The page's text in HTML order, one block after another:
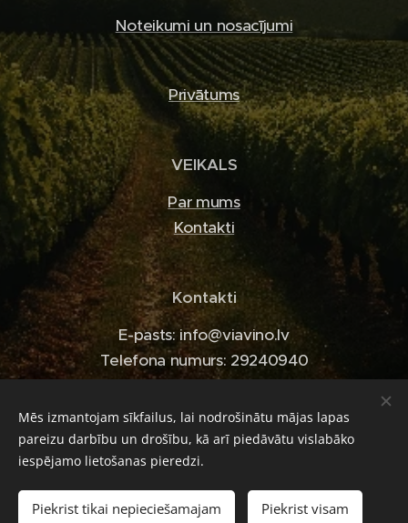
Pievienot grozam
Noteikumi un nosacījumi
Privātums
VEIKALS
Par mums
Kontakti
Kontakti
E-pasts: info@viavino.lv
Telefona numurs: 29240940
Sīkdatnes
Mēs izmantojam sīkfailus, lai nodrošinātu mājas lapas
pareizu darbību un drošību, kā arī piedāvātu vislabāko
iespējamo lietošanas pieredzi.
Piekrist tikai nepieciešamajam Piekrist visam